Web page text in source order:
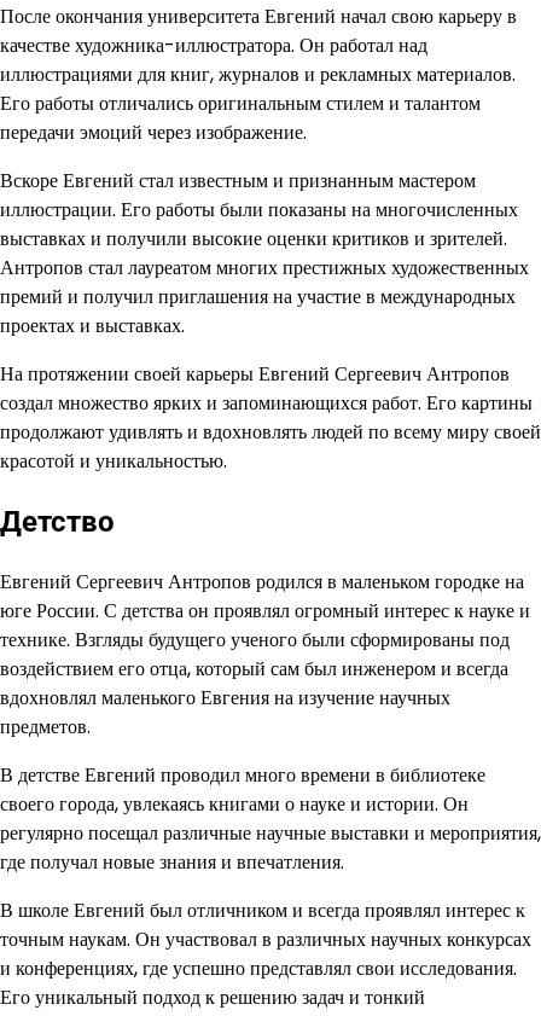
После окончания университета Евгений начал свою карьеру в
качестве художника-иллюстратора. Он работал над
иллюстрациями для книг, журналов и рекламных материалов.
Его работы отличались оригинальным стилем и талантом
передачи эмоций через изображение.
Вскоре Евгений стал известным и признанным мастером
иллюстрации. Его работы были показаны на многочисленных
выставках и получили высокие оценки критиков и зрителей.
Антропов стал лауреатом многих престижных художественных
премий и получил приглашения на участие в международных
проектах и выставках.
На протяжении своей карьеры Евгений Сергеевич Антропов
создал множество ярких и запоминающихся работ. Его картины
продолжают удивлять и вдохновлять людей по всему миру своей
красотой и уникальностью.
Детство
Евгений Сергеевич Антропов родился в маленьком городке на
юге России. С детства он проявлял огромный интерес к науке и
технике. Взгляды будущего ученого были сформированы под
воздействием его отца, который сам был инженером и всегда
вдохновлял маленького Евгения на изучение научных
предметов.
В детстве Евгений проводил много времени в библиотеке
своего города, увлекаясь книгами о науке и истории. Он
регулярно посещал различные научные выставки и мероприятия,
где получал новые знания и впечатления.
В школе Евгений был отличником и всегда проявлял интерес к
точным наукам. Он участвовал в различных научных конкурсах
и конференциях, где успешно представлял свои исследования.
Его уникальный подход к решению задач и тонкий